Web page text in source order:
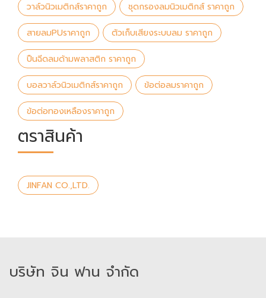
วาล์วนิวเมติกส์ราคาถูก ชุดกรองลมนิวเมติกส์ ราคาถูก
สายลมPUราคาถูก ตัวเก็บเสียงระบบลม ราคาถูก
ปืนฉีดลมด้ามพลาสติก ราคาถูก
บอลวาล์วนิวเมติกส์ราคาถูก ข้อต่อลมราคาถูก
ข้อต่อทองเหลืองราคาถูก
ตราสินค้า
JINFAN CO.,LTD.
บริษัท จิน ฟาน จำกัด